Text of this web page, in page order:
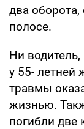
два оборота,
полосе.
Ни
у 55- летней
травмы
жизнью.
погибли две